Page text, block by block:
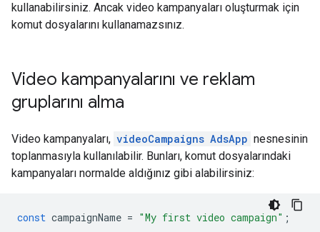
kullanabilirsiniz. Ancak video kampanyaları oluşturmak için
komut dosyalarını kullanamazsınız.
Video kampanyalarını ve reklam
gruplarını alma
Video kampanyaları, videoCampaigns AdsApp nesnesinin
toplanmasıyla kullanılabilir. Bunları, komut dosyalarındaki
kampanyaları normalde aldığınız gibi alabilirsiniz:
const campaignName = "My first video campaign" ;